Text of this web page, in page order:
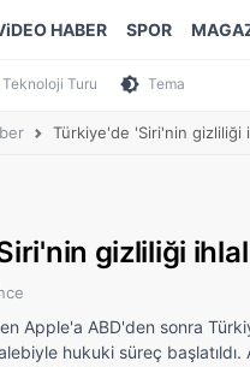
HABER SPOR
Teknoloji Turu Tema
Türkiye'de 'Siri'nin gizliliği
gizliliği
Apple'a ABD'den sonra
hukuki süreç